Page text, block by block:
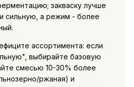
закваску лучше
сильную, а режим - более
ассортимента: если
выбирайте базовую
смесью 10-30% более
ржаная) и